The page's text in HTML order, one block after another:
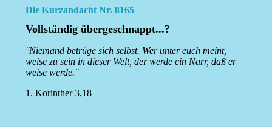
Die Kurzandacht Nr. 8165
Vollständig übergeschnappt...?
''Niemand betrüge sich selbst. Wer unter euch meint,
weise zu sein in dieser Welt, der werde ein Narr, daß er
weise werde.''
1. Korinther 3,18